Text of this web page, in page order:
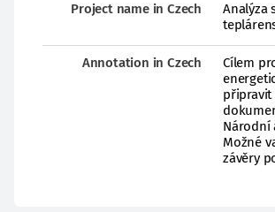
Project name in Czech
Analýza
Annotation in Czech
Cílem
připravit
Národní
Možné
závěry